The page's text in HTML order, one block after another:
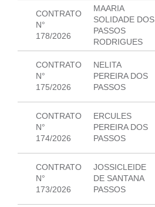
CONTRATO
N°
178/2026
MAARIA
SOLIDADE DOS
PASSOS
RODRIGUES
CONTRATO
N°
175/2026
NELITA
PEREIRA DOS
PASSOS
CONTRATO
N°
174/2026
ERCULES
PEREIRA DOS
PASSOS
CONTRATO
N°
173/2026
JOSSICLEIDE
DE SANTANA
PASSOS